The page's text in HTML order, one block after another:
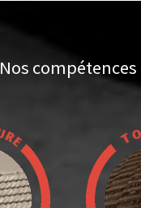
Nos compétences